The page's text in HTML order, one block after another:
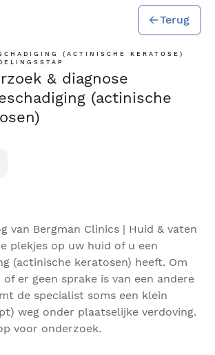
Terug
(ACTINISCHE KERATOSE)
& diagnose
(actinische
van Bergman Clinics | Huid & vaten
plekjes op uw huid of u een
(actinische keratosen) heeft. Om
er geen sprake is van een andere
de specialist soms een klein
weg onder plaatselijke verdoving.
voor onderzoek.